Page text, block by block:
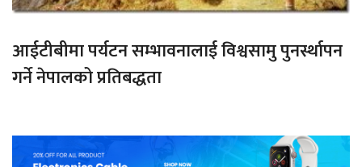
आईटीबीमा पर्यटन सम्भावनालाई विश्वसामु पुनर्स्थापन
गर्ने नेपालको प्रतिबद्धता